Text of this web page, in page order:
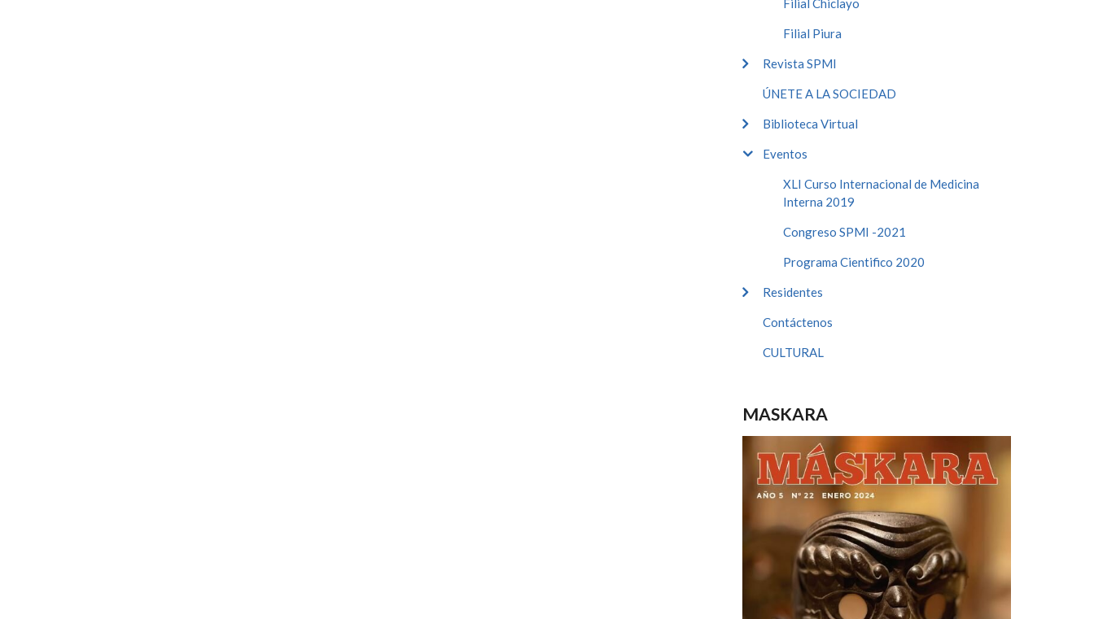
Filial Chiclayo
Filial Piura
Revista SPMI
ÚNETE A LA SOCIEDAD
Biblioteca Virtual
Eventos
XLI Curso Internacional de Medicina
Interna 2019
Congreso SPMI -2021
Programa Cientifico 2020
Residentes
Contáctenos
CULTURAL
MASKARA